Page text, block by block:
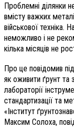
Проблемні ділянки
вмісту важких
військової
неможливо і не
кілька місяців не
Про це повідомив
як оживити ґрунт та
лабораторії
стандартизації та
«Інститут
Максим Солоха,